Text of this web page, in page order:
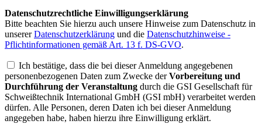
Datenschutzrechtliche Einwilligungserklärung
Bitte beachten Sie hierzu auch unsere Hinweise zum Datenschutz in
unsererDatenschutzerklärung und die Datenschutzhinweise -
Pflichtinformationen gemäß Art. 13 f. DS-GVO.
Ich bestätige, dass die bei dieser Anmeldung angegebenen
personenbezogenen Daten zum Zwecke derVorbereitung und
Durchführung der Veranstaltung durch die GSI Gesellschaft für
Schweißtechnik International GmbH (GSI mbH) verarbeitet werden
dürfen. Alle Personen, deren Daten ich bei dieser Anmeldung
angegeben habe, haben hierzu ihre Einwilligung erklärt.